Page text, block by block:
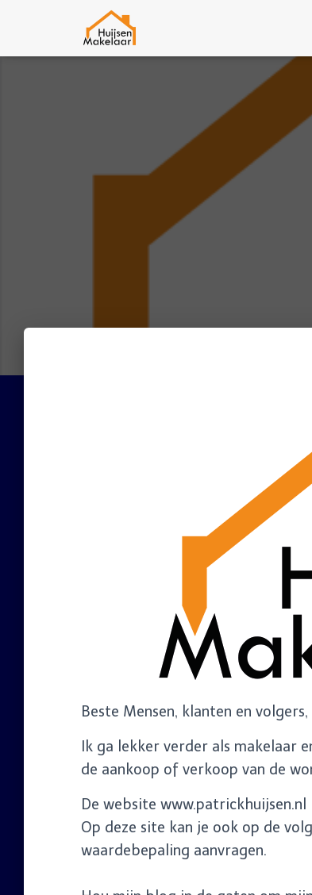
Beste Mensen, klanten en volgers,
Ik ga lekker verder als makelaar
de aankoop of verkoop van de
De website www.patrickhuijsen.nl
Op deze site kan je ook op de
waardebepaling aanvragen.